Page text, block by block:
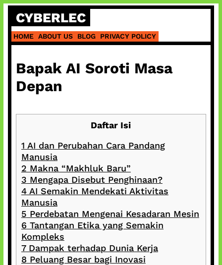
Skip
content
CYBERLEC
HOME ABOUT US BLOG PRIVACY POLICY
Bapak AI Soroti Masa
Depan
Daftar Isi
1 AI dan Perubahan Cara Pandang
Manusia
2 Makna “Makhluk Baru”
3 Mengapa Disebut Penghinaan?
4AI Semakin Mendekati Aktivitas
Manusia
5 Perdebatan Mengenai Kesadaran Mesin
6 Tantangan Etika yang Semakin
Kompleks
7Dampak terhadap Dunia Kerja
8 Peluang Besar bagi Inovasi